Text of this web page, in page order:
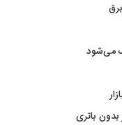
می‌شود
باتری